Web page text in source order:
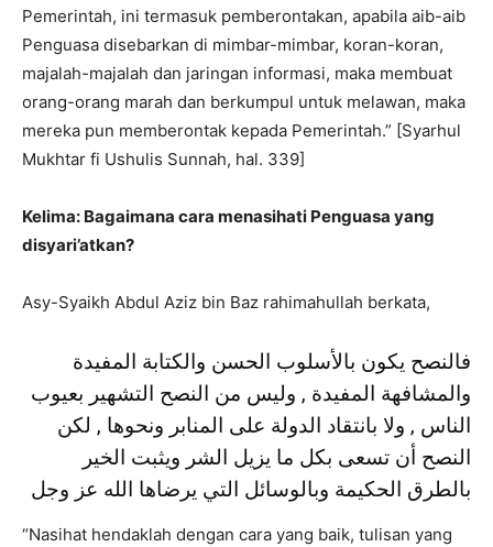
Pemerintah, ini termasuk pemberontakan, apabila aib-aib
Penguasa disebarkan di mimbar-mimbar, koran-koran,
majalah-majalah dan jaringan informasi, maka membuat
orang-orang marah dan berkumpul untuk melawan, maka
mereka pun memberontak kepada Pemerintah.” [Syarhul
Mukhtar fi Ushulis Sunnah, hal. 339]
Kelima: Bagaimana cara menasihati Penguasa yang
disyari’atkan?
Asy-Syaikh Abdul Aziz bin Baz rahimahullah berkata,
فالنصح يكون بالأسلوب الحسن والكتابة المفيدة
والمشافهة المفيدة , وليس من النصح التشهير بعيوب
الناس , ولا بانتقاد الدولة على المنابر ونحوها , لكن
النصح أن تسعى بكل ما يزيل الشر ويثبت الخير
بالطرق الحكيمة وبالوسائل التي يرضاها الله عز وجل
“Nasihat hendaklah dengan cara yang baik, tulisan yang